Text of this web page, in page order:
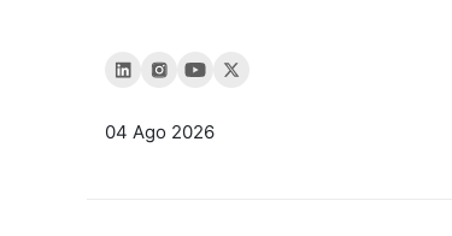
04 Ago 2026